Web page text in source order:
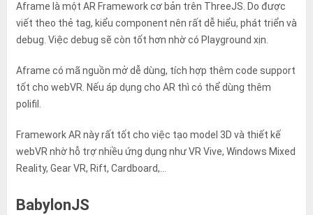
Aframe là một AR Framework cơ bản trên ThreeJS. Do được
viết theo thẻ tag, kiểu component nên rất dễ hiểu, phát triển và
debug. Việc debug sẽ còn tốt hơn nhờ có Playground xịn.
Aframe có mã nguồn mở dễ dùng, tích hợp thêm code support
tốt cho webVR. Nếu áp dụng cho AR thì có thể dùng thêm
polifil.
Framework AR này rất tốt cho việc tạo model 3D và thiết kế
webVR nhờ hỗ trợ nhiều ứng dụng như VR Vive, Windows Mixed
Reality, Gear VR, Rift, Cardboard,…
BabylonJS